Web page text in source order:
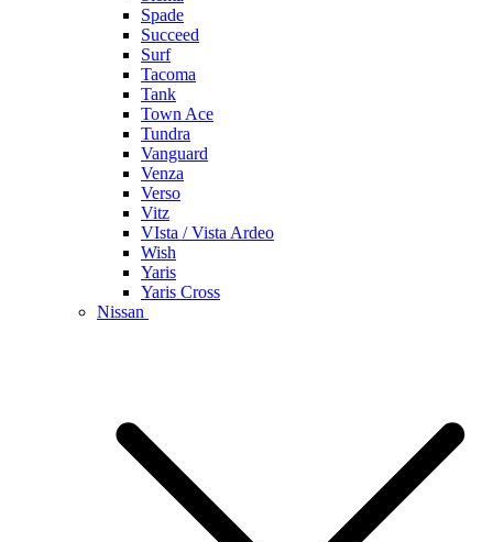
Spade
Succeed
Surf
Tacoma
Tank
Town Ace
Tundra
Vanguard
Venza
Verso
Vitz
VIsta / Vista Ardeo
Wish
Yaris
Yaris Cross
Nissan